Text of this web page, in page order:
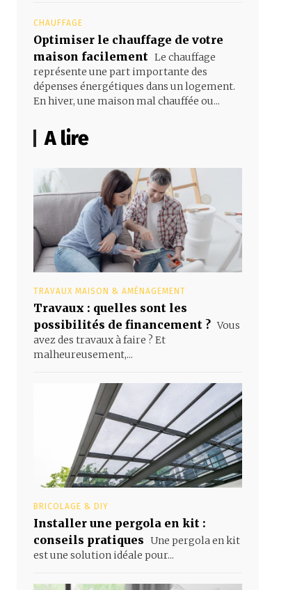
CHAUFFAGE
Optimiser le chauffage de votre
maison facilement Le chauffage
représente une part importante des
dépenses énergétiques dans un logement.
En hiver, une maison mal chauffée ou...
A lire
TRAVAUX MAISON & AMÉNAGEMENT
Travaux : quelles sont les
possibilités de financement ? Vous
avez des travaux à faire ? Et
malheureusement,...
BRICOLAGE & DIY
Installer une pergola en kit :
conseils pratiques Une pergola en kit
est une solution idéale pour...